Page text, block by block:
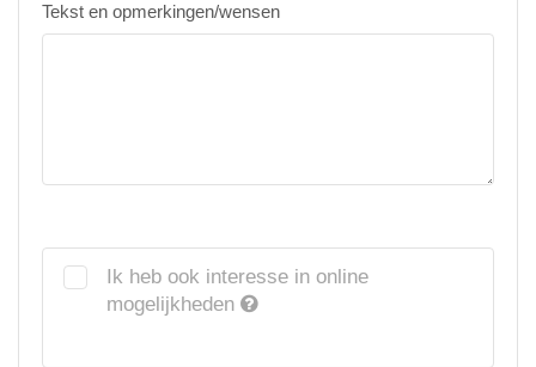
Tekst en opmerkingen/wensen
Ik heb ook interesse in online
mogelijkheden